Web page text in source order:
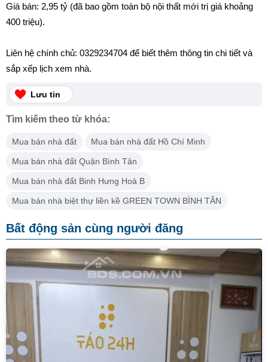
Giá bán: 2,95 tỷ (đã bao gồm toàn bộ nội thất mới trị giá khoảng
400 triệu).
Liên hệ chính chủ: 0329234704 để biết thêm thông tin chi tiết và
sắp xếp lịch xem nhà.
Lưu tin
Tìm kiếm theo từ khóa:
Mua bán nhà đất Mua bán nhà đất Hồ Chí Minh
Mua bán nhà đất Quận Bình Tân
Mua bán nhà đất Binh Hưng Hoà B
Mua bán nhà biệt thự liền kề GREEN TOWN BÌNH TÂN
Bất động sản cùng người đăng